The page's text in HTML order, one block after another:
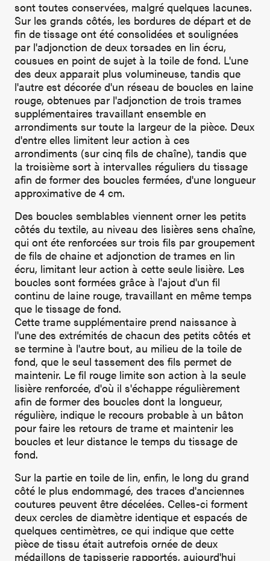
sont toutes conservées, malgré quelques lacunes.
Sur les grands côtés, les bordures de départ et de
fin de tissage ont été consolidées et soulignées
par l'adjonction de deux torsades en lin écru,
cousues en point de sujet à la toile de fond. L'une
des deux apparait plus volumineuse, tandis que
l'autre est décorée d'un réseau de boucles en laine
rouge, obtenues par l'adjonction de trois trames
supplémentaires travaillant ensemble en
arrondiments sur toute la largeur de la pièce. Deux
d'entre elles limitent leur action à ces
arrondiments (sur cinq fils de chaîne), tandis que
la troisième sort à intervalles réguliers du tissage
afin de former des boucles fermées, d'une longueur
approximative de 4 cm.
Des boucles semblables viennent orner les petits
côtés du textile, au niveau des lisières sens chaîne,
qui ont éte renforcées sur trois fils par groupement
de fils de chaine et adjonction de trames en lin
écru, limitant leur action à cette seule lisière. Les
boucles sont formées grâce à l'ajout d'un fil
continu de laine rouge, travaillant en même temps
que le tissage de fond.
Cette trame supplémentaire prend naissance à
l'une des extrémités de chacun des petits côtés et
se termine à l'autre bout, au milieu de la toile de
fond, que le seul tassement des fils permet de
maintenir. Le fil rouge limite son action à la seule
lisière renforcée, d'où il s'échappe régulièrement
afin de former des boucles dont la longueur,
régulière, indique le recours probable à un bâton
pour faire les retours de trame et maintenir les
boucles et leur distance le temps du tissage de
fond.
Sur la partie en toile de lin, enfin, le long du grand
côté le plus endommagé, des traces d'anciennes
coutures peuvent être décelées. Celles-ci forment
deux cercles de diamètre identique et espacés de
quelques centimètres, ce qui indique que cette
pièce de tissu était autrefois ornée de deux
médaillons de tapisserie rapportés, aujourd'hui